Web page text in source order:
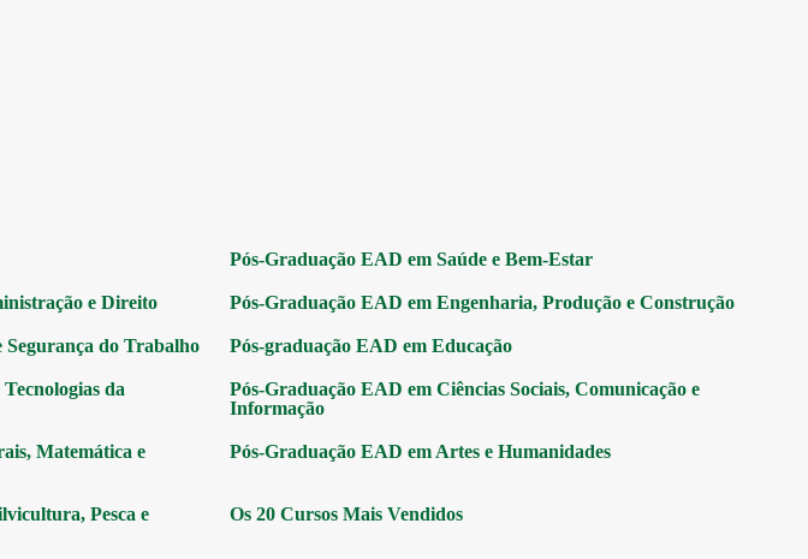
Pós-Graduação EAD em Saúde e Bem-Estar
e Direito Pós-Graduação EAD em Engenharia, Produção e Construção
do Trabalho Pós-graduação EAD em Educação
da
Pós-Graduação EAD em Ciências Sociais, Comunicação e
Informação
Matemática e
Pós-Graduação EAD em Artes e Humanidades
Pesca e
Os 20 Cursos Mais Vendidos